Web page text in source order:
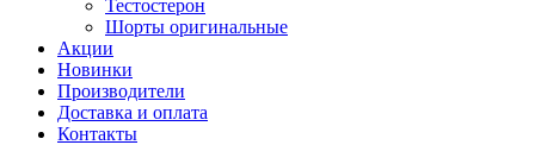
Тестостерон
Шорты оригинальные
Акции
Новинки
Производители
Доставка и оплата
Контакты